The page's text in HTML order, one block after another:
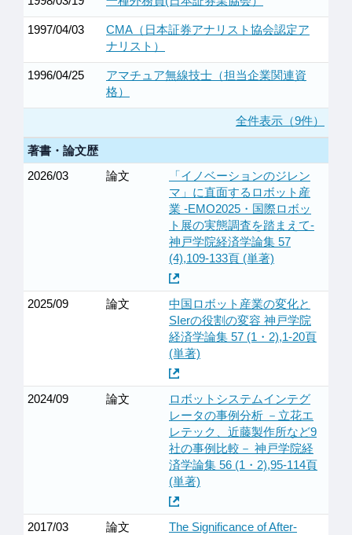
1997/04/03
CMA（日本証券アナリスト協会認定ア
ナリスト）
1996/04/25
アマチュア無線技士（担当企業関連資
格）
全件表示（9件）
著書・論文歴
2026/03
論文
「イノベーションのジレン
マ」に直面するロボット産
業 -EMO2025・国際ロボッ
ト展の実態調査を踏まえて-
神戸学院経済学論集 57
(4),109-133頁 (単著)
2025/09 論文
中国ロボット産業の変化と
SIerの役割の変容 神戸学院
経済学論集 57 (1・2),1-20頁
(単著)
2024/09 論文
ロボットシステムインテグ
レータの事例分析 －立花エ
レテック、近藤製作所など9
社の事例比較－ 神戸学院経
済学論集 56 (1・2),95-114頁
(単著)
2017/03 論文
The Significance of After-